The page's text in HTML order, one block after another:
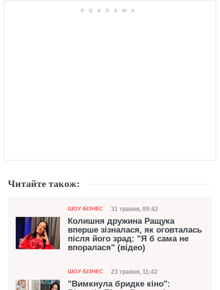
Читайте також:
Категорія
ШОУ-БІЗНЕС Дата публікації
31 травня, 09:42
Колишня дружина Ращука
вперше зізналася, як оговталась
після його зрад: "Я б сама не
впоралася" (відео)
Категорія
ШОУ-БІЗНЕС Дата публікації
23 травня, 11:42
"Вимкнула бридке кіно":